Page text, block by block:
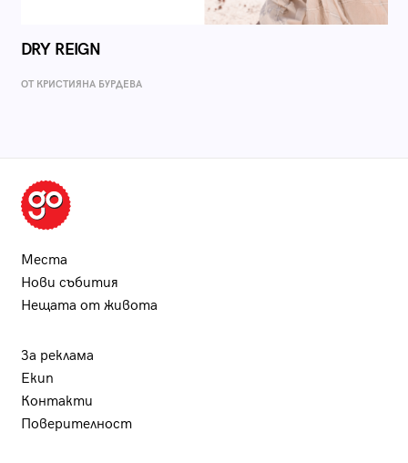
DRY REIGN
ОТ КРИСТИЯНА БУРДЕВА
Места
Нови събития
Нещата от живота
За реклама
Екип
Контакти
Поверителност